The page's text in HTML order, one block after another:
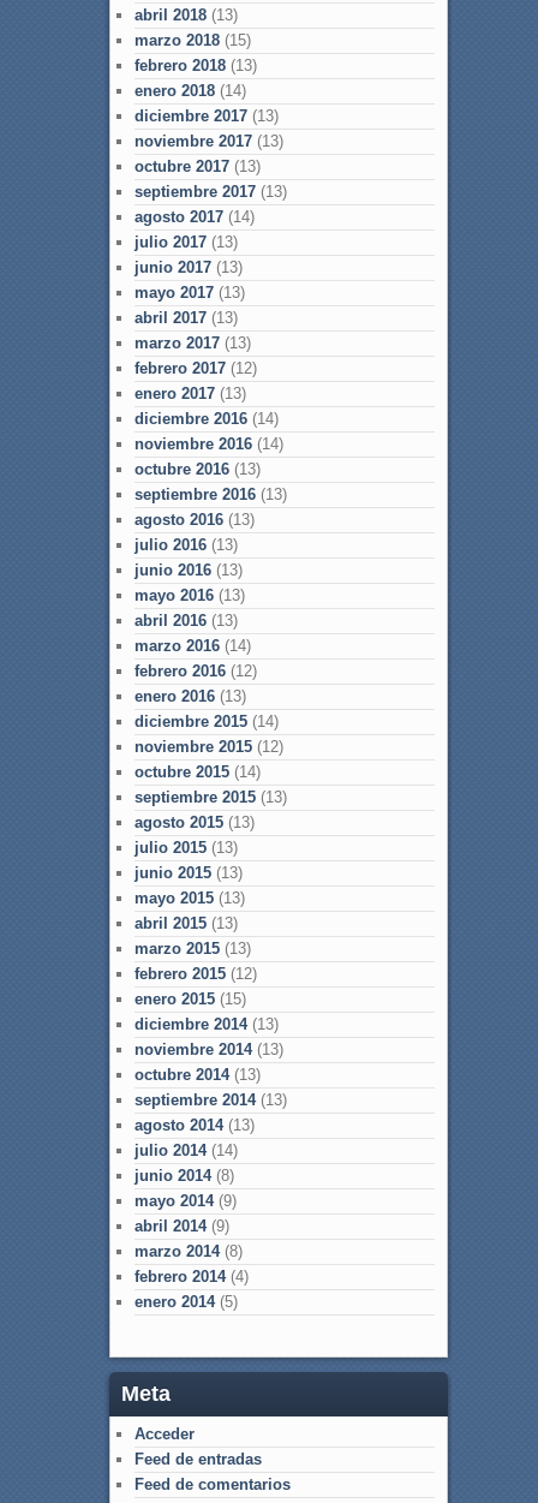
abril 2018(13)
marzo 2018(15)
febrero 2018(13)
enero 2018(14)
diciembre 2017(13)
noviembre 2017(13)
octubre 2017(13)
septiembre 2017(13)
agosto 2017(14)
julio 2017(13)
junio 2017(13)
mayo 2017(13)
abril 2017(13)
marzo 2017(13)
febrero 2017(12)
enero 2017(13)
diciembre 2016(14)
noviembre 2016(14)
octubre 2016(13)
septiembre 2016(13)
agosto 2016(13)
julio 2016(13)
junio 2016(13)
mayo 2016(13)
abril 2016(13)
marzo 2016(14)
febrero 2016(12)
enero 2016(13)
diciembre 2015(14)
noviembre 2015(12)
octubre 2015(14)
septiembre 2015(13)
agosto 2015(13)
julio 2015(13)
junio 2015(13)
mayo 2015(13)
abril 2015(13)
marzo 2015(13)
febrero 2015(12)
enero 2015(15)
diciembre 2014(13)
noviembre 2014(13)
octubre 2014(13)
septiembre 2014(13)
agosto 2014(13)
julio 2014(14)
junio 2014(8)
mayo 2014(9)
abril 2014(9)
marzo 2014(8)
febrero 2014(4)
enero 2014(5)
Meta
Acceder
Feed de entradas
Feed de comentarios